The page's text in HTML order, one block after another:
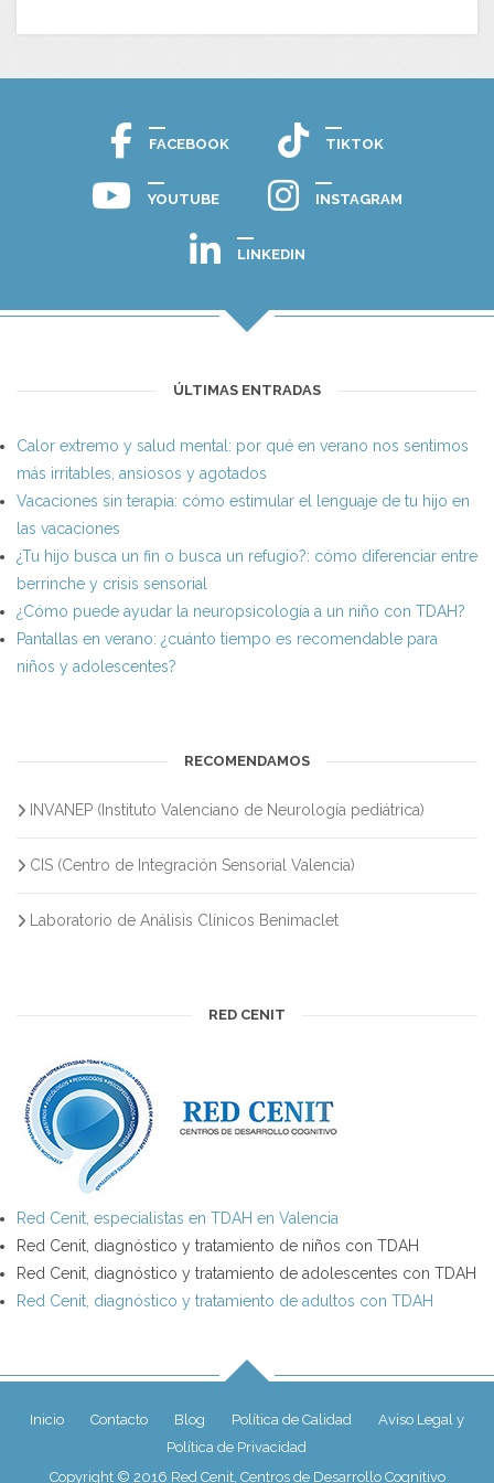
FACEBOOK TIKTOK
YOUTUBE INSTAGRAM
LINKEDIN
ÚLTIMAS ENTRADAS
Calor extremo y salud mental: por qué en verano nos sentimos
más irritables, ansiosos y agotados
Vacaciones sin terapia: cómo estimular el lenguaje de tu hijo en
las vacaciones
¿Tu hijo busca un fin o busca un refugio?: cómo diferenciar entre
berrinche y crisis sensorial
¿Cómo puede ayudar la neuropsicología a un niño con TDAH?
Pantallas en verano: ¿cuánto tiempo es recomendable para
niños y adolescentes?
RECOMENDAMOS
INVANEP (Instituto Valenciano de Neurología pediátrica)
CIS (Centro de Integración Sensorial Valencia)
Laboratorio de Análisis Clínicos Benimaclet
RED CENIT
Red Cenit, especialistas en TDAH en Valencia
Red Cenit, diagnóstico y tratamiento de niños con TDAH
Red Cenit, diagnóstico y tratamiento de adolescentes con TDAH
Red Cenit, diagnóstico y tratamiento de adultos con TDAH
Inicio Contacto Blog Política de Calidad
Aviso Legal y
Política de Privacidad
Copyright © 2016 Red Cenit, Centros de Desarrollo Cognitivo